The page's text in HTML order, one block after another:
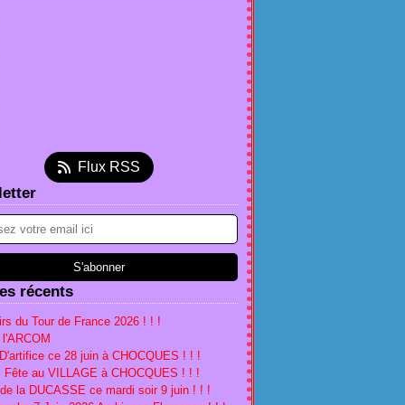
(1)
(2)
(5)
(5)
(2)
(3)
(1)
(3)
(2)
(1)
(16)
(2)
Flux RSS
récents
du Tour de France 2026 ! ! !
ce 28 juin à CHOCQUES ! ! !
Fête au VILLAGE à CHOCQUES ! ! !
la DUCASSE ce mardi soir 9 juin ! ! !